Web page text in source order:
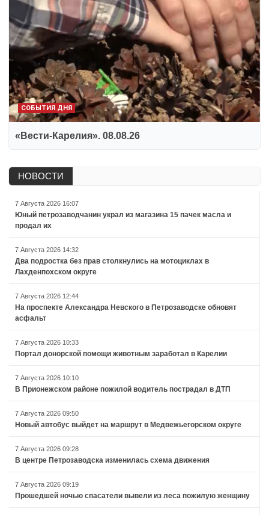
СОБЫТИЯ ДНЯ
«Вести-Карелия». 08.08.26
НОВОСТИ
7 Августа 2026 16:07
Юный петрозаводчанин украл из магазина 15 пачек масла и
продал их
7 Августа 2026 14:32
Два подростка без прав столкнулись на мотоциклах в
Лахденпохском округе
7 Августа 2026 12:44
На проспекте Александра Невского в Петрозаводске обновят
асфальт
7 Августа 2026 10:33
Портал донорской помощи животным заработал в Карелии
7 Августа 2026 10:10
В Прионежском районе пожилой водитель пострадал в ДТП
7 Августа 2026 09:50
Новый автобус выйдет на маршрут в Медвежьегорском округе
7 Августа 2026 09:28
В центре Петрозаводска изменилась схема движения
7 Августа 2026 09:19
Прошедшей ночью спасатели вывели из леса пожилую женщину